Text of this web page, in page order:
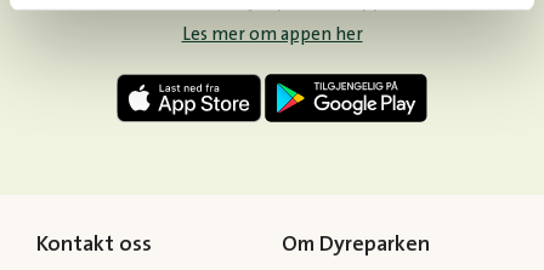
Les mer om appen her
Kontakt oss Om Dyreparken